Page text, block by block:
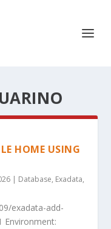
HOME USING
| Database, Exadata,
exadata-add-
Environment: